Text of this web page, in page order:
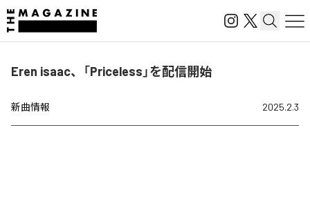
Eren isaac、「Priceless」を配信開始
新曲情報 2025.2.3